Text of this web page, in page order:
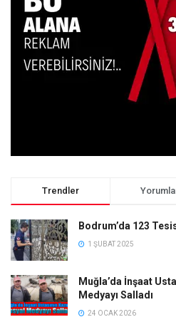
Trendler
Bodrum’da 123
1 ŞUBAT 2025
Muğla’da İnşaat
Medyayı Salladı
24 OCAK 2026